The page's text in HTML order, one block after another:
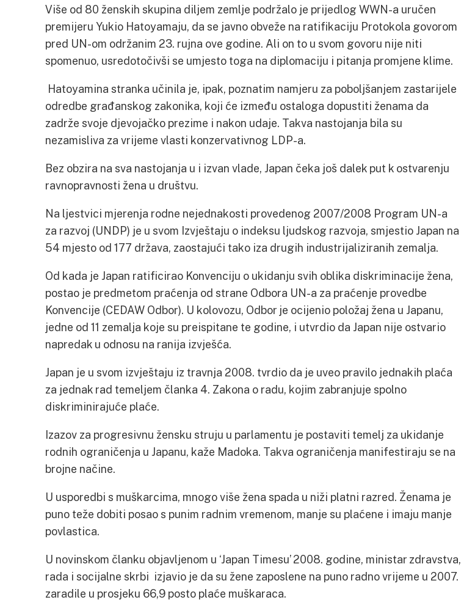
Više od 80 ženskih skupina diljem zemlje podržalo je prijedlog WWN-a uručen
premijeru Yukio Hatoyamaju, da se javno obveže na ratifikaciju Protokola govorom
pred UN-om održanim 23. rujna ove godine. Ali on to u svom govoru nije niti
spomenuo, usredotočivši se umjesto toga na diplomaciju i pitanja promjene klime.
Hatoyamina stranka učinila je, ipak, poznatim namjeru za poboljšanjem zastarijele
odredbe građanskog zakonika, koji će između ostaloga dopustiti ženama da
zadrže svoje djevojačko prezime i nakon udaje. Takva nastojanja bila su
nezamisliva za vrijeme vlasti konzervativnog LDP-a.
Bez obzira na sva nastojanja u i izvan vlade, Japan čeka još dalek put k ostvarenju
ravnopravnosti žena u društvu.
Na ljestvici mjerenja rodne nejednakosti provedenog 2007/2008 Program UN-a
za razvoj (UNDP) je u svom Izvještaju o indeksu ljudskog razvoja, smjestio Japan na
54 mjesto od 177 država, zaostajući tako iza drugih industrijaliziranih zemalja.
Od kada je Japan ratificirao Konvenciju o ukidanju svih oblika diskriminacije žena,
postao je predmetom praćenja od strane Odbora UN-a za praćenje provedbe
Konvencije (CEDAW Odbor). U kolovozu, Odbor je ocijenio položaj žena u Japanu,
jedne od 11 zemalja koje su preispitane te godine, i utvrdio da Japan nije ostvario
napredak u odnosu na ranija izvješća.
Japan je u svom izvještaju iz travnja 2008. tvrdio da je uveo pravilo jednakih plaća
za jednak rad temeljem članka 4. Zakona o radu, kojim zabranjuje spolno
diskriminirajuće plaće.
Izazov za progresivnu žensku struju u parlamentu je postaviti temelj za ukidanje
rodnih ograničenja u Japanu, kaže Madoka. Takva ograničenja manifestiraju se na
brojne načine.
U usporedbi s muškarcima, mnogo više žena spada u niži platni razred. Ženama je
puno teže dobiti posao s punim radnim vremenom, manje su plaćene i imaju manje
povlastica.
U novinskom članku objavljenom u ‘Japan Timesu’ 2008. godine, ministar zdravstva,
rada i socijalne skrbi izjavio je da su žene zaposlene na puno radno vrijeme u 2007.
zaradile u prosjeku 66,9 posto plaće muškaraca.